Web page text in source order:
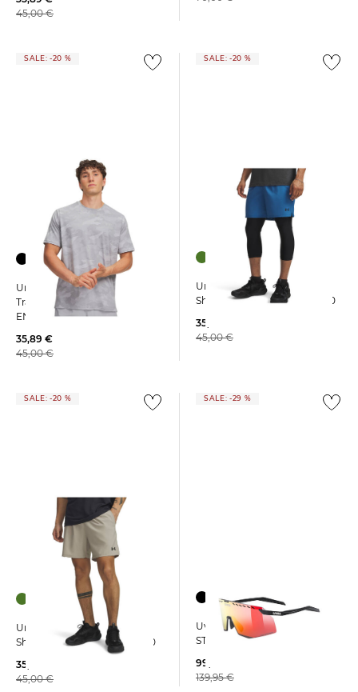
45,00 €
SALE: -20 %
Under Armour | Herren
Trainingsshirt VANISH
ENERGY PRINTED
35,89 €
45,00 €
SALE: -20 %
+1
Under Armour | Herren
Shorts UA VANISH WVEN 2.0
35,89 €
45,00 €
SALE: -20 %
+1
Under Armour | Herren
Shorts UA VANISH WVEN 2.0
35,89 €
45,00 €
SALE: -29 %
Uvex | Sportbrille PACE
STAGE CV
99,35 €
139,95 €